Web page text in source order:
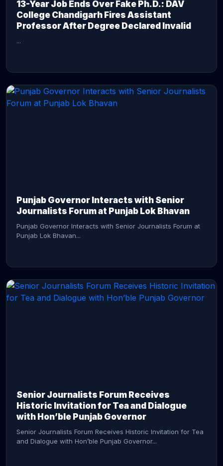
13-Year Job Ends Over Fake Ph.D.: DAV
College Chandigarh Fires Assistant
Professor After Degree Declared Invalid
...
Punjab Governor Interacts with Senior
Journalists Forum at Punjab Lok Bhavan
Punjab Governor Interacts with Senior Journalists Forum at
Punjab Lok Bhavan...
Senior Journalists Forum Receives
Historic Invitation for Tea and Dialogue
with Hon’ble Punjab Governor
Senior Journalists Forum Receives Historic Invitation for Tea
and Dialogue with Hon’ble Punjab Governor...